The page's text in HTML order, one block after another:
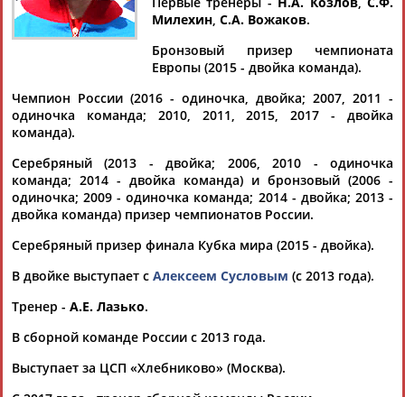
Ваш запрос: "Максим Образцов"
Российские гребцы-слаломисты не выступят на первенстве
мира в Польше из-за проблем с визами
...сообщил главный тренер сборной России по гребному
слаломуМаксим Образцов. Юниорский и молодежный
чемпионат мира по... ...эти соревнования из-за отсутствия
виз, - рассказалОбразцов. - Республика Польша не выдает
(Проект:Информационное агентство СТАДИОН)
Гребцы из России пропустят этапы КМ в Словении и Чехии
из-за визовых сложностей
Максим Образцов. Большой международный сезон в
рассказалОбразцов. - Причиной тому являются как
сложности в логистике,...
Милехин, С.А. Вожаков.
Бронзовый призер чемпионата
Европы (2015 - двойка команда).
Чемпион России (2016 - одиночка, двойка; 2007, 2011 -
одиночка команда; 2010, 2011, 2015, 2017 - двойка
команда).
Серебряный (2013 - двойка; 2006, 2010 - одиночка
команда; 2014 - двойка команда) и бронзовый (2006 -
одиночка; 2009 - одиночка команда; 2014 - двойка; 2013 -
двойка команда) призер чемпионатов России.
Серебряный призер финала Кубка мира (2015 - двойка).
В двойке выступает с Алексеем Сусловым (с 2013 года).
Тренер - А.Е. Лазько.
В сборной команде России с 2013 года.
Выступает за ЦСП «Хлебниково» (Москва).